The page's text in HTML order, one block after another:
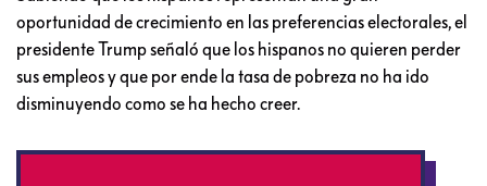
oportunidad de crecimiento en las preferencias electorales, el
presidente Trump señaló que los hispanos no quieren perder
sus empleos y que por ende la tasa de pobreza no ha ido
disminuyendo como se ha hecho creer.